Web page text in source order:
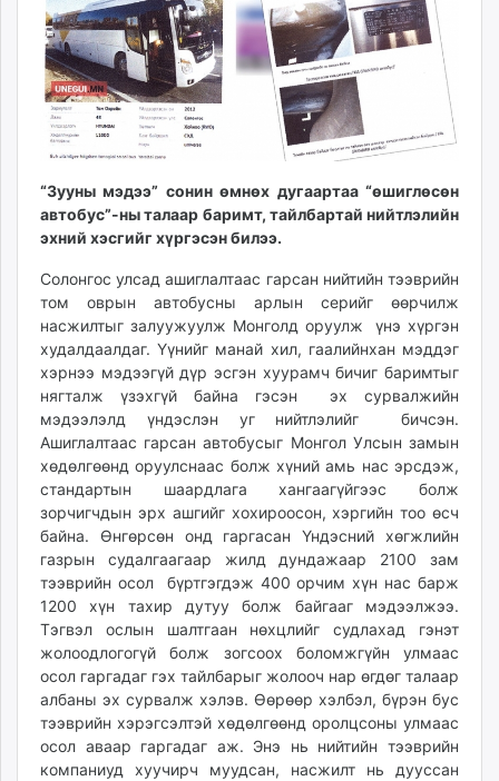
ikon.mn
mnb.mn
Livetv.mn
Eguur.mn
24tsag.mn
shuud.mn
eagle.mn
ergelt.mn
zarig.mn
zuv.mn
mminfo.mn
ugluu.mn
urlag.mn
unen.mn
asu.mn
shudarga.mn
shuurhai.mn
unuudur.mn
isee.mn
mglradio.com
fact.mn
itoim.mn
tumen.mn
shuum.mn
tvmongolia.mn
mass.mn
“Зууны мэдээ” сонин өмнөх дугаартаа “өшиглөсөн
автобус”-ны талаар баримт, тайлбартай нийтлэлийн
эхний хэсгийг хүргэсэн билээ.
Солонгос улсад ашиглалтаас гарсан нийтийн тээврийн
том оврын автобусны арлын серийг өөрчилж
насжилтыг залуужуулж Монголд оруулж үнэ хүргэн
худалдаалдаг. Үүнийг манай хил, гаалийнхан мэддэг
хэрнээ мэдээгүй дүр эсгэн хуурамч бичиг баримтыг
нягталж үзэхгүй байна гэсэн эх сурвалжийн
мэдээлэлд үндэслэн уг нийтлэлийг бичсэн.
Ашиглалтаас гарсан автобусыг Монгол Улсын замын
хөдөлгөөнд оруулснаас болж хүний амь нас эрсдэж,
стандартын шаардлага хангаагүйгээс болж
зорчигчдын эрх ашгийг хохироосон, хэргийн тоо өсч
байна. Өнгөрсөн онд гаргасан Үндэсний хөгжлийн
газрын судалгаагаар жилд дундажаар 2100 зам
тээврийн осол бүртгэгдэж 400 орчим хүн нас барж
1200 хүн тахир дутуу болж байгааг мэдээлжээ.
Тэгвэл ослын шалтгаан нөхцлийг судлахад гэнэт
жолоодлогогүй болж зогсоох боломжгүйн улмаас
осол гаргадаг гэх тайлбарыг жолооч нар өгдөг талаар
албаны эх сурвалж хэлэв. Өөрөөр хэлбэл, бүрэн бус
тээврийн хэрэгсэлтэй хөдөлгөөнд оролцсоны улмаас
осол аваар гаргадаг аж. Энэ нь нийтийн тээврийн
компаниуд хуучирч муудсан, насжилт нь дууссан